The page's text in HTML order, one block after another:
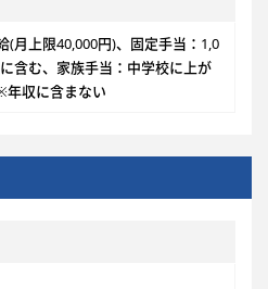
(月上限40,000円)、固定手当：1,0
含む、家族手当：中学校に上が
収に含まない